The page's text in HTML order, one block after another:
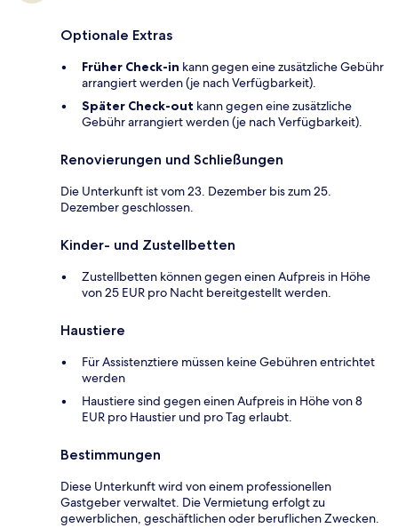
Optionale Extras
Früher Check-in kann gegen eine zusätzliche Gebühr
arrangiert werden (je nach Verfügbarkeit).
Später Check-out kann gegen eine zusätzliche
Gebühr arrangiert werden (je nach Verfügbarkeit).
Renovierungen und Schließungen
Die Unterkunft ist vom 23. Dezember bis zum 25.
Dezember geschlossen.
Kinder- und Zustellbetten
Zustellbetten können gegen einen Aufpreis in Höhe
von 25 EUR pro Nacht bereitgestellt werden.
Haustiere
Für Assistenztiere müssen keine Gebühren entrichtet
werden
Haustiere sind gegen einen Aufpreis in Höhe von 8
EUR pro Haustier und pro Tag erlaubt.
Bestimmungen
Diese Unterkunft wird von einem professionellen
Gastgeber verwaltet. Die Vermietung erfolgt zu
gewerblichen, geschäftlichen oder beruflichen Zwecken.